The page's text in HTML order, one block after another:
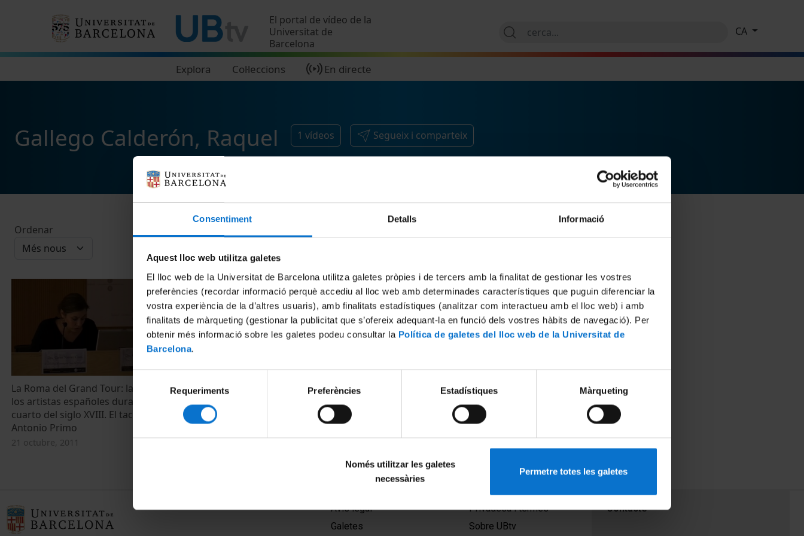
Consentiment Detalls Informació
Aquest lloc web utilitza galetes
El lloc web de la Universitat de Barcelona utilitza galetes pròpies i de tercers amb la finalitat de gestionar les vostres
preferències (recordar informació perquè accediu al lloc web amb determinades característiques que puguin diferenciar la
vostra experiència de la d’altres usuaris), amb finalitats estadístiques (analitzar com interactueu amb el lloc web) i amb
finalitats de màrqueting (gestionar la publicitat que s’ofereix adequant-la en funció dels vostres hàbits de navegació). Per
obtenir més informació sobre les galetes podeu consultar la Política de galetes del lloc web de la Universitat de
Barcelona.
Selecció
de
consentiment
Requeriments Preferències Estadístiques Màrqueting
Només utilitzar les galetes
necessàries
Permetre totes les galetes
El portal de vídeo de la
Universitat de
Barcelona
Explora Col·leccions En directe
CA
Gallego Calderón, Raquel 1 vídeos Segueix i comparteix
Ordenar
La Roma del Grand Tour: la formación de
los artistas españoles durante el tercer
cuarto del siglo XVIII. El taccuino de
Antonio Primo
21 octubre, 2011
Avís legal
Galetes
Privadesa i termes
Sobre UBtv
Contacte